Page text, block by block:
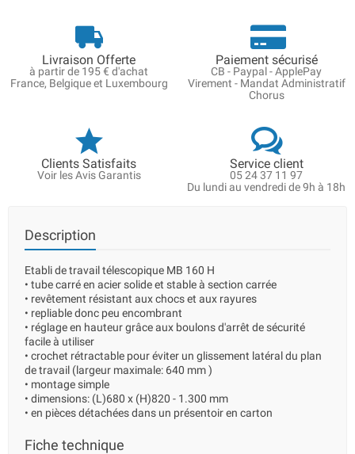
Livraison Offerte
à partir de 195 € d'achat
France, Belgique et Luxembourg
Paiement sécurisé
CB - Paypal - ApplePay
Virement - Mandat Administratif
Chorus
Clients Satisfaits
Voir les Avis Garantis
Service client
05 24 37 11 97
Du lundi au vendredi de 9h à 18h
Description
Etabli de travail télescopique MB 160 H
• tube carré en acier solide et stable à section carrée
• revêtement résistant aux chocs et aux rayures
• repliable donc peu encombrant
• réglage en hauteur grâce aux boulons d'arrêt de sécurité
facile à utiliser
• crochet rétractable pour éviter un glissement latéral du plan
de travail (largeur maximale: 640 mm )
• montage simple
• dimensions: (L)680 x (H)820 - 1.300 mm
• en pièces détachées dans un présentoir en carton
Fiche technique